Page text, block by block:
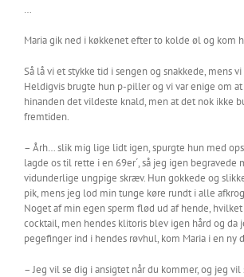
…
Maria gik ned i køkkenet efter to kolde øl og kom
Så lå vi et stykke tid i sengen og snakkede, mens
Heldigvis brugte hun p-piller og vi var enige om
hinanden det vildeste knald, men at det nok ikke
fremtiden.
– Årh… slik mig lige lidt igen, spurgte hun med
lagde os til rette i en 69er´, så jeg igen begravede
vidunderlige ungpige skræv. Hun gokkede og
pik, mens jeg lod min tunge køre rundt i alle
Noget af min egen sperm flød ud af hende,
cocktail, men hendes klitoris blev igen hård og da
pegefinger ind i hendes røvhul, kom Maria i en ny
– Jeg vil se dig i ansigtet når du kommer, og jeg